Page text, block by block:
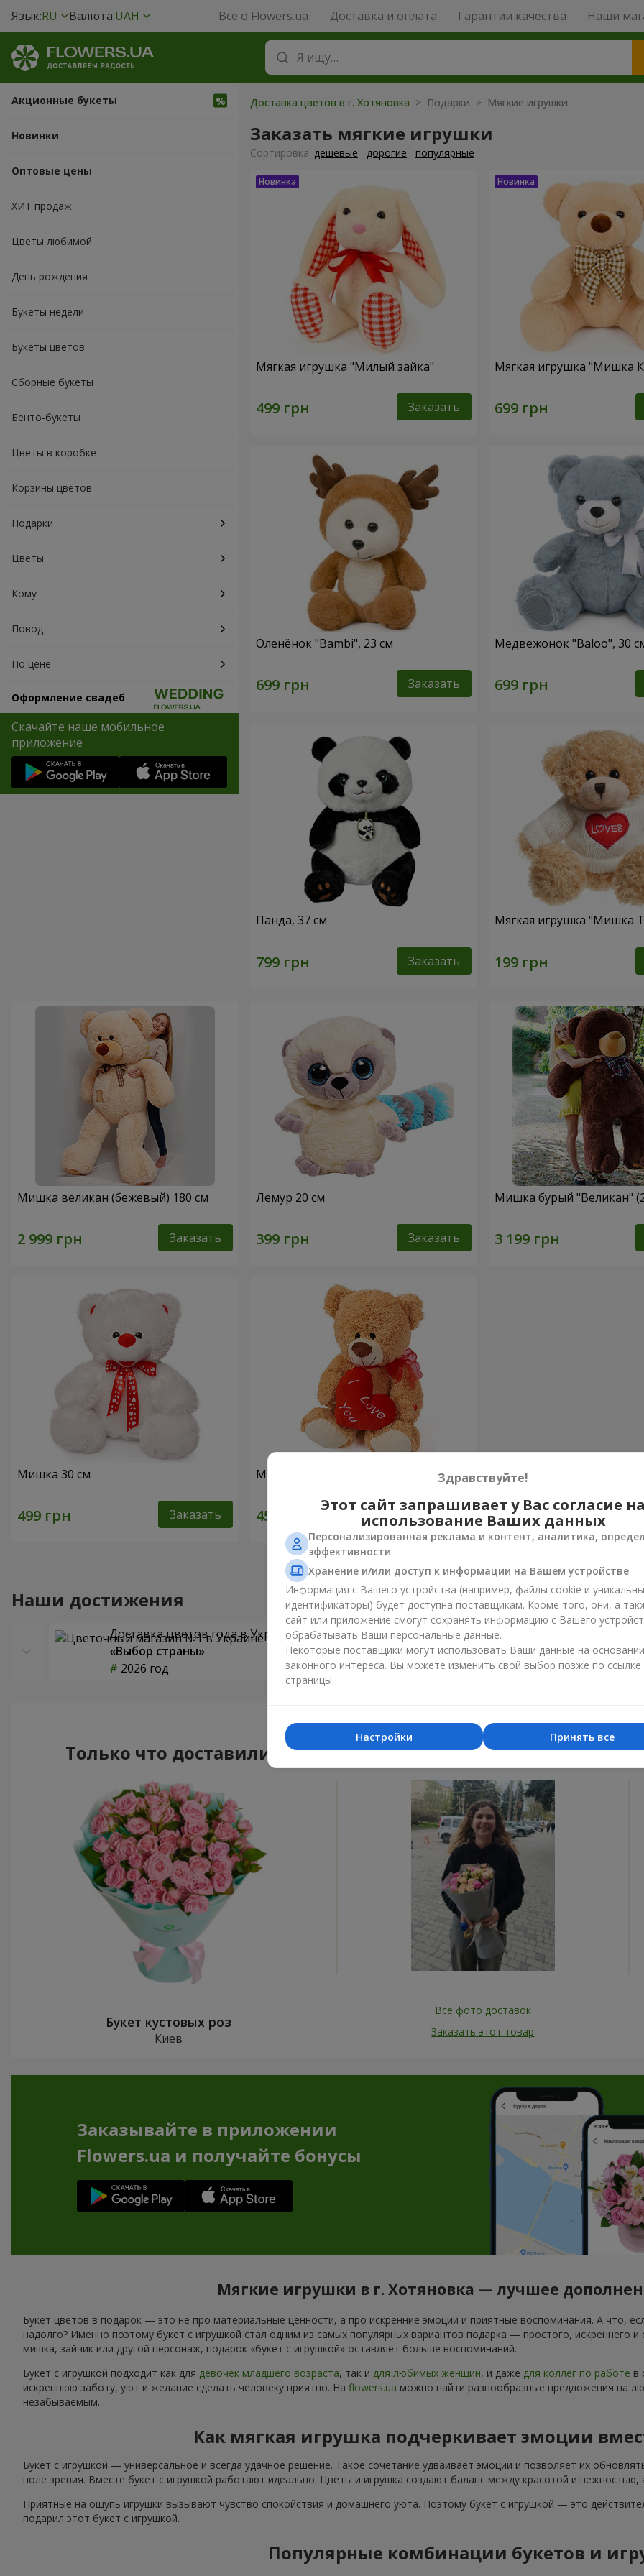
Язык:RU Валюта:UAH Все о Flowers.ua Доставка и оплата Гарантии качества Наши
Акционные букеты
Новинки
Оптовые цены
ХИТ продаж
Цветы любимой
День рождения
Букеты недели
Букеты цветов
Сборные букеты
Бенто-букеты
Цветы в коробке
Корзины цветов
Подарки
Цветы
Кому
Повод
По цене
Оформление свадеб
Скачайте наше мобильное
приложение
Доставка цветов в г. Хотяновка > Подарки > Мягкие игрушки
Заказать мягкие игрушки
Cортировка: дешевые дорогие популярные
Мягкая игрушка "Милый зайка"
Заказать
Мягкая игрушка "Мишка
Оленёнок "Bambi", 23 см
Заказать
Медвежонок "Baloo", 30
Панда, 37 см
Заказать
Мягкая игрушка "Мишка
Мишка великан (бежевый) 180 см
Заказать
Лемур 20 см
Заказать
Мишка бурый "Великан"
Мишка 30 см
Заказать
Милый мишка (с сердцем) 30 см
Заказать
Наши достижения
Доставка цветов года в Украине
«Выбор страны»
2026 год
Лучший цветочный магазин
«Ukrainian Business Award»
2026 год
«Выбор
2025
Только что доставили
Букет кустовых роз
Киев
Фотогалерея
Все фото доставок
Заказать этот товар
Заказывайте в приложении
Flowers.ua и получайте бонусы
Мягкие игрушки в г. Хотяновка — лучшее
Букет цветов в подарок — это не про материальные ценности, а про искренние эмоции и приятные воспоминания. А что,
надолго? Именно поэтому букет с игрушкой стал одним из самых популярных вариантов подарка — простого, искреннего
мишка, зайчик или другой персонаж, подарок «букет с игрушкой» оставляет больше воспоминаний.
Букет с игрушкой подходит как для девочек младшего возраста, так и для любимых женщин, и даже для коллег по работе в
искреннюю заботу, уют и желание сделать человеку приятно. На flowers.ua можно найти разнообразные предложения на
незабываемым.
Как мягкая игрушка подчеркивает эмоции
Букет с игрушкой — универсальное и всегда удачное решение. Такое сочетание удваивает эмоции и позволяет их
поле зрения. Вместе букет с игрушкой работают идеально. Цветы и игрушка создают баланс между красотой и
Приятные на ощупь игрушки вызывают чувство спокойствия и домашнего уюта. Поэтому букет с игрушкой — это
подарил этот букет с игрушкой.
Популярные комбинации букетов и
Здравствуйте!
Этот сайт запрашивает у Вас согласие на
использование Ваших данных
Персонализированная реклама и контент, аналитика,
эффективности
Хранение и/или доступ к информации на Вашем устройстве
Информация с Вашего устройства (например, файлы cookie и
идентификаторы) будет доступна поставщикам. Кроме того, они, а
сайт или приложение смогут сохранять информацию с Вашего
обрабатывать Ваши персональные данные.
Некоторые поставщики могут использовать Ваши данные на основании
законного интереса. Вы можете изменить свой выбор позже по ссылке
страницы.
Принять все
Настройки